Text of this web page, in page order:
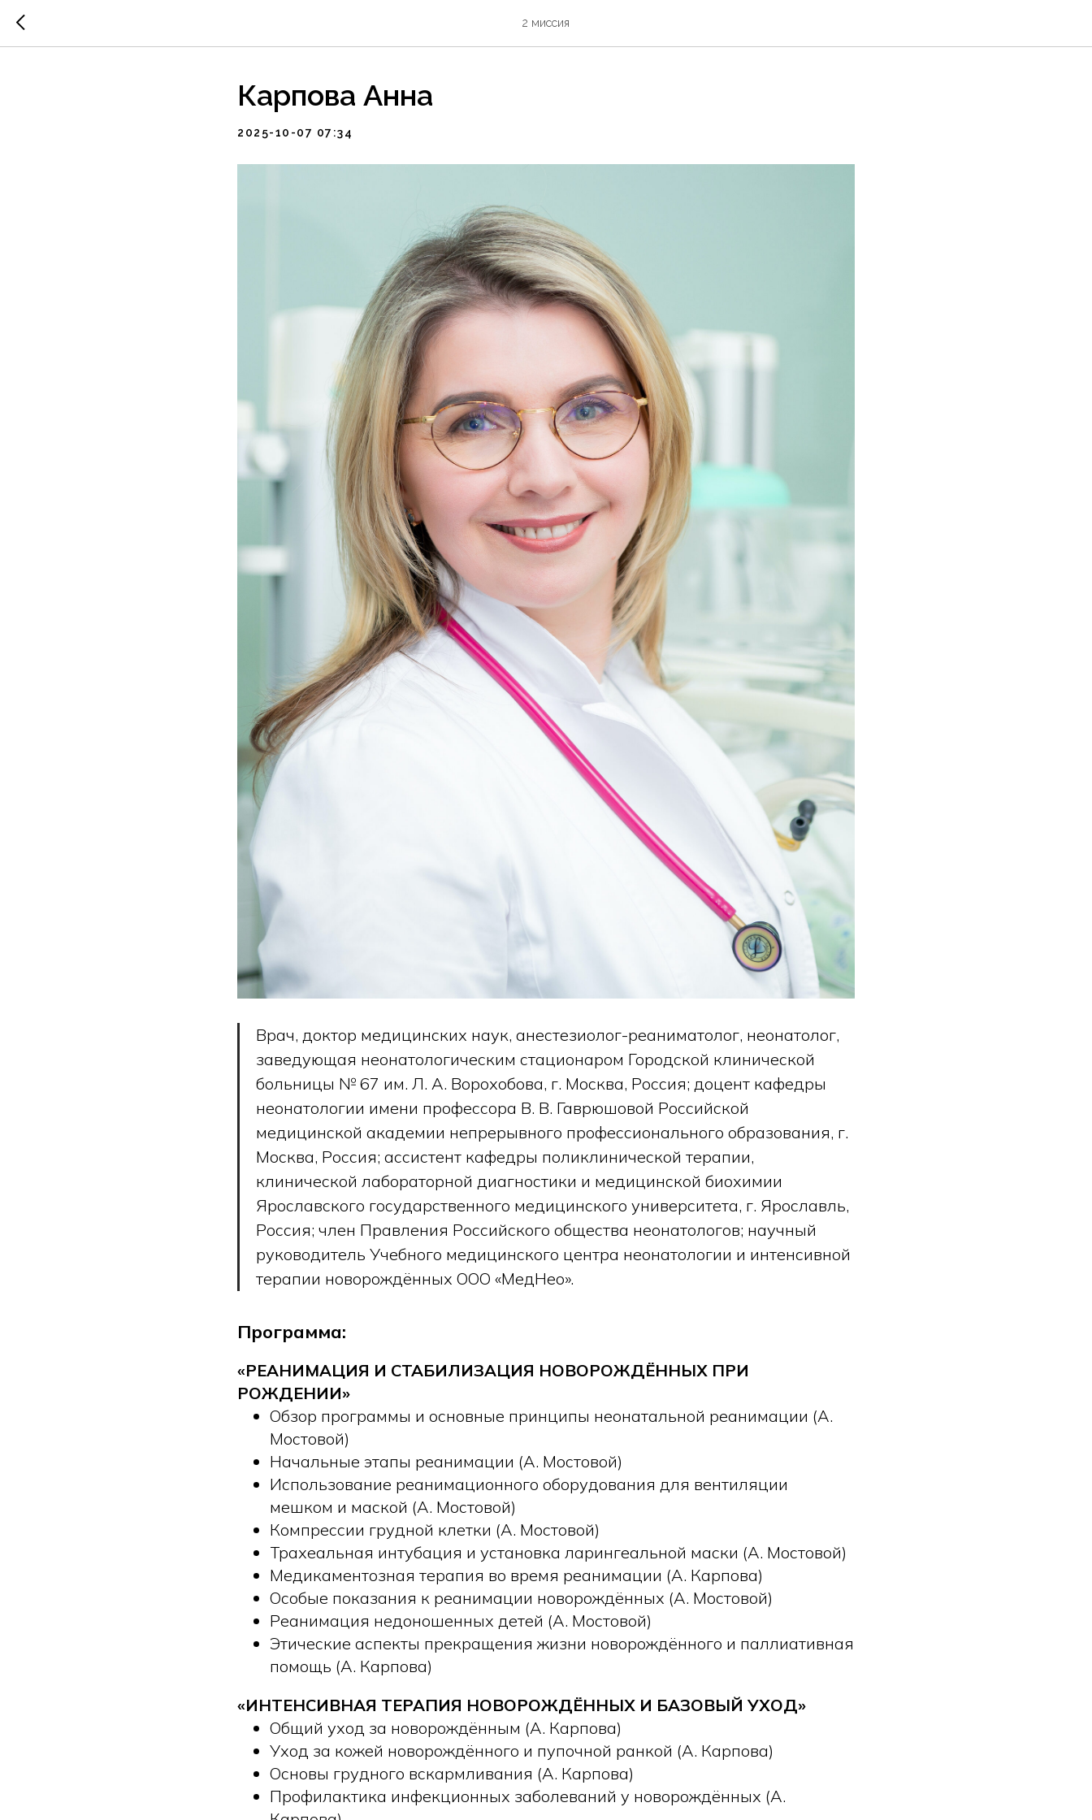
2 миссия
Карпова Анна
2025-10-07 07:34
Врач, доктор медицинских наук, анестезиолог-реаниматолог, неонатолог,
заведующая неонатологическим стационаром Городской клинической
больницы № 67 им. Л. А. Ворохобова, г. Москва, Россия; доцент кафедры
неонатологии имени профессора В. В. Гаврюшовой Российской
медицинской академии непрерывного профессионального образования, г.
Москва, Россия; ассистент кафедры поликлинической терапии,
клинической лабораторной диагностики и медицинской биохимии
Ярославского государственного медицинского университета, г. Ярославль,
Россия; член Правления Российского общества неонатологов; научный
руководитель Учебного медицинского центра неонатологии и интенсивной
терапии новорождённых ООО «МедНео».
Программа:
«РЕАНИМАЦИЯ И СТАБИЛИЗАЦИЯ НОВОРОЖДЁННЫХ ПРИ
РОЖДЕНИИ»
Обзор программы и основные принципы неонатальной реанимации (А.
Мостовой)
Начальные этапы реанимации (А. Мостовой)
Использование реанимационного оборудования для вентиляции
мешком и маской (А. Мостовой)
Компрессии грудной клетки (А. Мостовой)
Трахеальная интубация и установка ларингеальной маски (А. Мостовой)
Медикаментозная терапия во время реанимации (А. Карпова)
Особые показания к реанимации новорождённых (А. Мостовой)
Реанимация недоношенных детей (А. Мостовой)
Этические аспекты прекращения жизни новорождённого и паллиативная
помощь (А. Карпова)
«ИНТЕНСИВНАЯ ТЕРАПИЯ НОВОРОЖДЁННЫХ И БАЗОВЫЙ УХОД»
Общий уход за новорождённым (А. Карпова)
Уход за кожей новорождённого и пупочной ранкой (А. Карпова)
Основы грудного вскармливания (А. Карпова)
Профилактика инфекционных заболеваний у новорождённых (А.